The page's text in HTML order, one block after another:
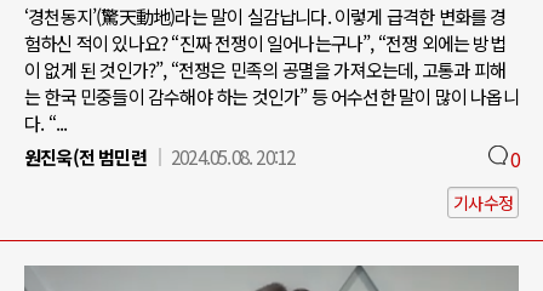
‘경천동지’(驚天動地)라는 말이 실감납니다. 이렇게 급격한 변화를 경
험하신 적이 있나요? “진짜 전쟁이 일어나는구나”, “전쟁 외에는 방법
이 없게 된 것인가?”, “전쟁은 민족의 공멸을 가져오는데, 고통과 피해
는 한국 민중들이 감수해야 하는 것인가” 등 어수선한 말이 많이 나옵니
다. “...
원진욱(전 범민련
2024.05.08. 20:12 0
기사수정